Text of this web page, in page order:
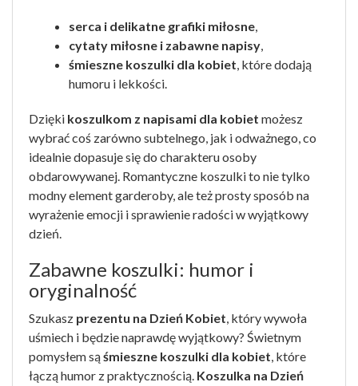
serca i delikatne grafiki miłosne,
cytaty miłosne i zabawne napisy,
śmieszne koszulki dla kobiet, które dodają
humoru i lekkości.
Dzięki koszulkom z napisami dla kobiet możesz
wybrać coś zarówno subtelnego, jak i odważnego, co
idealnie dopasuje się do charakteru osoby
obdarowywanej. Romantyczne koszulki to nie tylko
modny element garderoby, ale też prosty sposób na
wyrażenie emocji i sprawienie radości w wyjątkowy
dzień.
Zabawne koszulki: humor i
oryginalność
Szukasz prezentu na Dzień Kobiet, który wywoła
uśmiech i będzie naprawdę wyjątkowy? Świetnym
pomysłem sąśmieszne koszulki dla kobiet, które
łączą humor z praktycznością. Koszulka na Dzień